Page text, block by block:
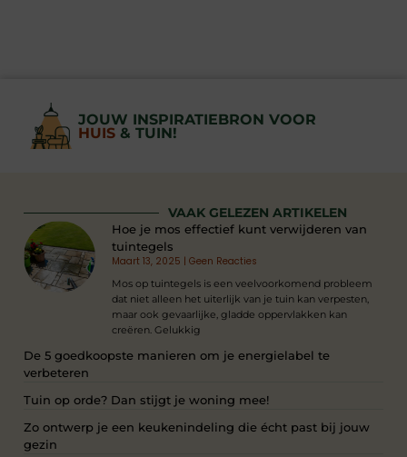
JOUW INSPIRATIEBRON VOOR
HUIS & TUIN!
VAAK GELEZEN ARTIKELEN
Hoe je mos effectief kunt verwijderen van
tuintegels
Maart 13, 2025
Geen Reacties
Mos op tuintegels is een veelvoorkomend probleem
dat niet alleen het uiterlijk van je tuin kan verpesten,
maar ook gevaarlijke, gladde oppervlakken kan
creëren. Gelukkig
De 5 goedkoopste manieren om je energielabel te
verbeteren
Tuin op orde? Dan stijgt je woning mee!
Zo ontwerp je een keukenindeling die écht past bij jouw
gezin